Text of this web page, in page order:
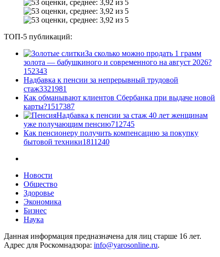
ТОП-5 публикаций:
За сколько можно продать 1 грамм
золота — бабушкиного и современного на август 2026?
1 52343
Надбавка к пенсии за непрерывный трудовой
стаж3321981
Как обманывают клиентов Сбербанка при выдаче новой
карты?1517387
Надбавка к пенсии за стаж 40 лет женщинам
уже получающим пенсию712745
Как пенсионеру получить компенсацию за покупку
бытовой техники1811240
Новости
Общество
Здоровье
Экономика
Бизнес
Наука
Данная информация предназначена для лиц старше 16 лет.
Адрес для Роскомнадзора: info@yarosonline.ru.